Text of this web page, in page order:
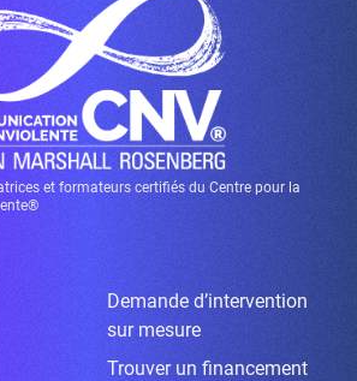
et formateurs certifiés du Centre pour la
Demande d’intervention
sur mesure
Trouver un financement